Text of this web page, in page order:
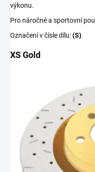
výkonu.
Pro náročné a sportovní
Označení v čísle dílu:(S)
XS Gold